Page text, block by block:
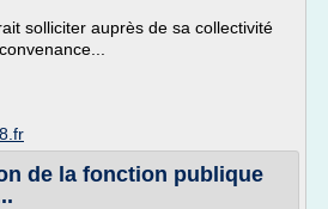
solliciter auprès de sa collectivité
de la fonction publique